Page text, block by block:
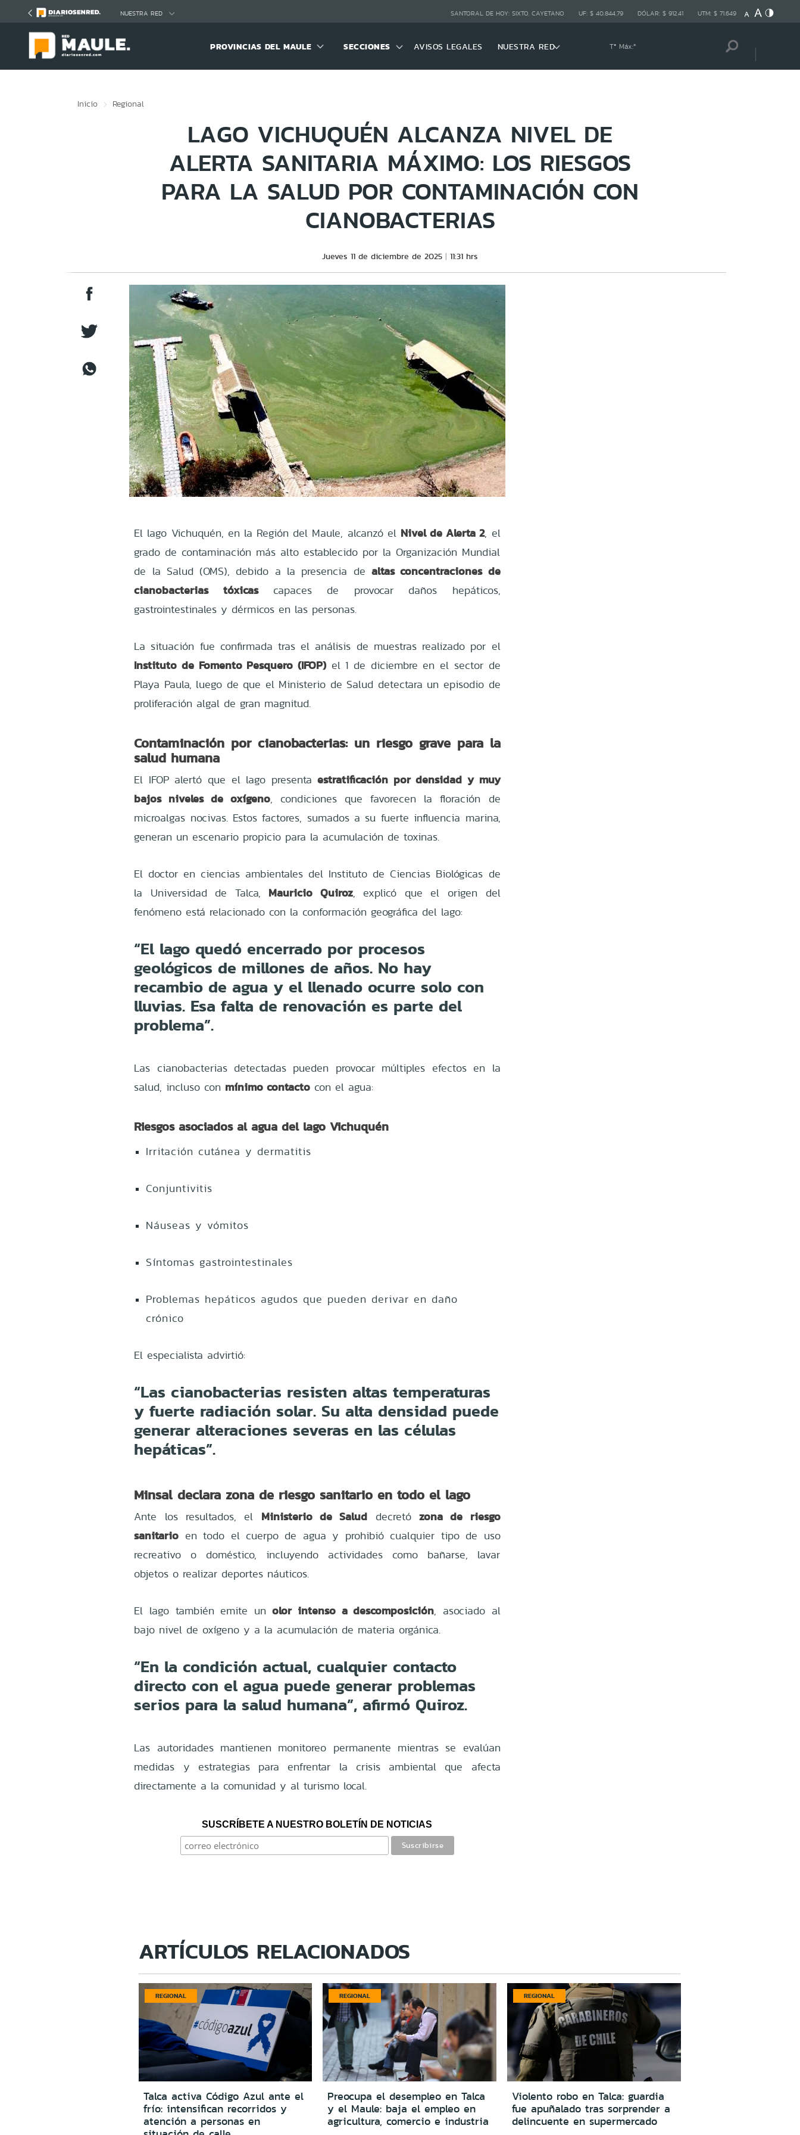
NUESTRA RED SANTORAL DE HOY: SIXTO, CAYETANO UF: $ 40.844,79 DÓLAR: $ 912,41 UTM: $ 71.649
PROVINCIAS DEL MAULE SECCIONES AVISOS LEGALES NUESTRA RED Tª Máx:º
Inicio Regional
LAGO VICHUQUÉN ALCANZA NIVEL DE
ALERTA SANITARIA MÁXIMO: LOS RIESGOS
PARA LA SALUD POR CONTAMINACIÓN CON
CIANOBACTERIAS
Jueves 11 de diciembre de 2025 11:31 hrs
El lago Vichuquén, en la Región del Maule, alcanzó el Nivel de Alerta 2, el
grado de contaminación más alto establecido por la Organización Mundial
de la Salud (OMS), debido a la presencia de altas concentraciones de
cianobacterias tóxicascapaces de provocar daños hepáticos,
gastrointestinales y dérmicos en las personas.
La situación fue confirmada tras el análisis de muestras realizado por el
Instituto de Fomento Pesquero (IFOP)el 1 de diciembre en el sector de
Playa Paula, luego de que el Ministerio de Salud detectara un episodio de
proliferación algal de gran magnitud.
Contaminación por cianobacterias: un riesgo grave para la
salud humana
El IFOP alertó que el lago presentaestratificación por densidad y muy
bajos niveles de oxígeno, condiciones que favorecen la floración de
microalgas nocivas. Estos factores, sumados a su fuerte influencia marina,
generan un escenario propicio para la acumulación de toxinas.
El doctor en ciencias ambientales del Instituto de Ciencias Biológicas de
la Universidad de Talca, Mauricio Quiroz, explicó que el origen del
fenómeno está relacionado con la conformación geográfica del lago:
“El lago quedó encerrado por procesos
geológicos de millones de años. No hay
recambio de agua y el llenado ocurre solo con
lluvias. Esa falta de renovación es parte del
problema”.
Las cianobacterias detectadas pueden provocar múltiples efectos en la
salud, incluso con mínimo contacto con el agua:
Riesgos asociados al agua del lago Vichuquén
Irritación cutánea y dermatitis
Conjuntivitis
Náuseas y vómitos
Síntomas gastrointestinales
Problemas hepáticos agudos que pueden derivar en daño
crónico
El especialista advirtió:
“Las cianobacterias resisten altas temperaturas
y fuerte radiación solar. Su alta densidad puede
generar alteraciones severas en las células
hepáticas”.
Minsal declara zona de riesgo sanitario en todo el lago
Ante los resultados, el Ministerio de Salud decretó zona de riesgo
sanitario en todo el cuerpo de agua y prohibió cualquier tipo de uso
recreativo o doméstico, incluyendo actividades como bañarse, lavar
objetos o realizar deportes náuticos.
El lago también emite unolor intenso a descomposición, asociado al
bajo nivel de oxígeno y a la acumulación de materia orgánica.
“En la condición actual, cualquier contacto
directo con el agua puede generar problemas
serios para la salud humana”, afirmó Quiroz.
Las autoridades mantienen monitoreo permanente mientras se evalúan
medidas y estrategias para enfrentar la crisis ambiental que afecta
directamente a la comunidad y al turismo local.
SUSCRÍBETE A NUESTRO BOLETÍN DE NOTICIAS
ARTÍCULOS RELACIONADOS
REGIONAL
Talca activa Código Azul ante el
frío: intensifican recorridos y
atención a personas en
REGIONAL
Preocupa el desempleo en Talca
y el Maule: baja el empleo en
agricultura, comercio e industria
REGIONAL
Violento robo en Talca: guardia
fue apuñalado tras sorprender a
delincuente en supermercado